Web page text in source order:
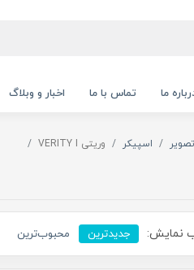
ما تماس با ما اخبار و وبلاگ
اسپیکر وریتی VERITY I
نمایش: جدیدترین محبوب‌ترین